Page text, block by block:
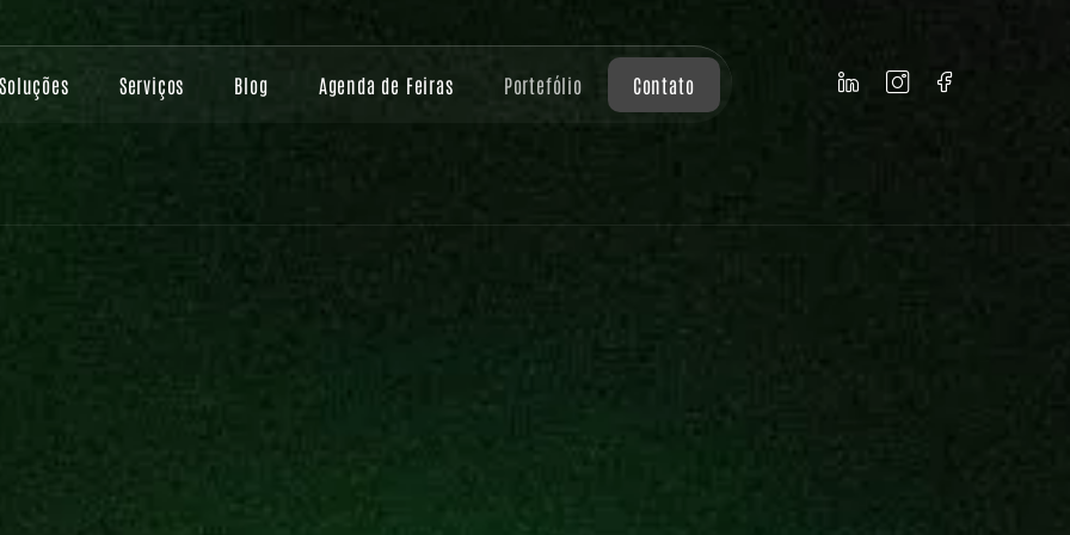
Soluções Serviços Blog Agenda de Feiras Portefólio Contato